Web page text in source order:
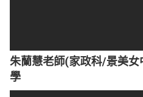
朱蘭慧老師(家政科/景美
學